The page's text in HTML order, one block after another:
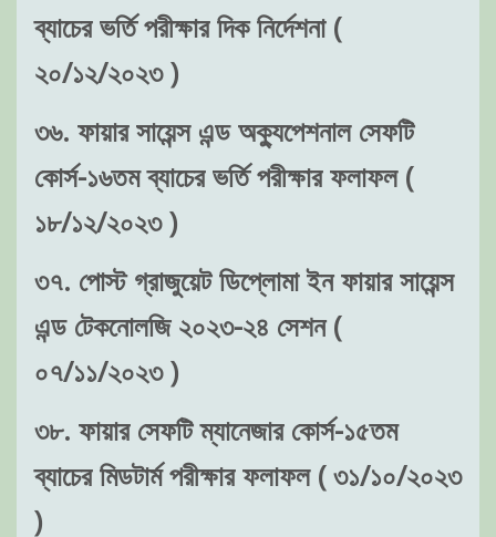
ব্যাচের ভর্তি পরীক্ষার দিক নির্দেশনা (
২০/১২/২০২৩ )
৩৬. ফায়ার সায়েন্স এন্ড অক্যুপেশনাল সেফটি
কোর্স-১৬তম ব্যাচের ভর্তি পরীক্ষার ফলাফল (
১৮/১২/২০২৩ )
৩৭. পোস্ট গ্রাজুয়েট ডিপ্লোমা ইন ফায়ার সায়েন্স
এন্ড টেকনোলজি ২০২৩-২৪ সেশন (
০৭/১১/২০২৩ )
৩৮. ফায়ার সেফটি ম্যানেজার কোর্স-১৫তম
ব্যাচের মিডটার্ম পরীক্ষার ফলাফল ( ৩১/১০/২০২৩
)